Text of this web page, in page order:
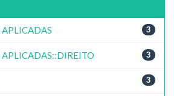
3
APLICADAS
3
APLICADAS::DIREITO
3